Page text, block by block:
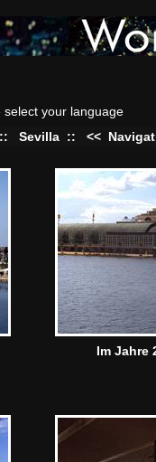
select your language
:: Sevilla :: <<
Im Jahre